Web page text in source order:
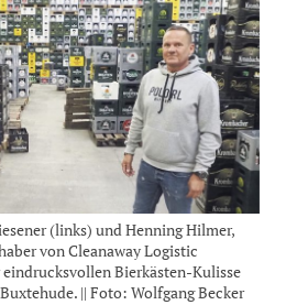
(links) und Henning Hilmer,
von Cleanaway Logistic
eindrucksvollen Bierkästen-Kulisse
|| Foto: Wolfgang Becker